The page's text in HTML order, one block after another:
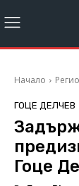
Начало
ГОЦЕ ДЕЛЧЕВ
Гоце